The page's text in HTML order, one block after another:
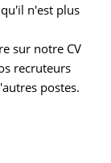
n'est plus
sur notre CV
recruteurs
postes.